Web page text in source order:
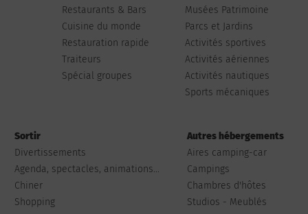
Restaurants & Bars
Cuisine du monde
Restauration rapide
Traiteurs
Spécial groupes
Musées Patrimoine
Parcs et Jardins
Activités sportives
Activités aériennes
Activités nautiques
Sports mécaniques
Sortir
Divertissements
Agenda, spectacles, animations...
Chiner
Shopping
Autres hébergements
Aires camping-car
Campings
Chambres d'hôtes
Studios - Meublés